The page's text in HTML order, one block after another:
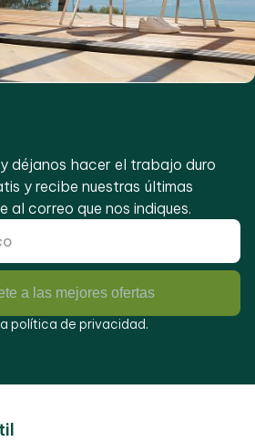
déjanos hacer el trabajo duro
y recibe nuestras últimas
correo que nos indiques.
a las mejores ofertas
política de privacidad.